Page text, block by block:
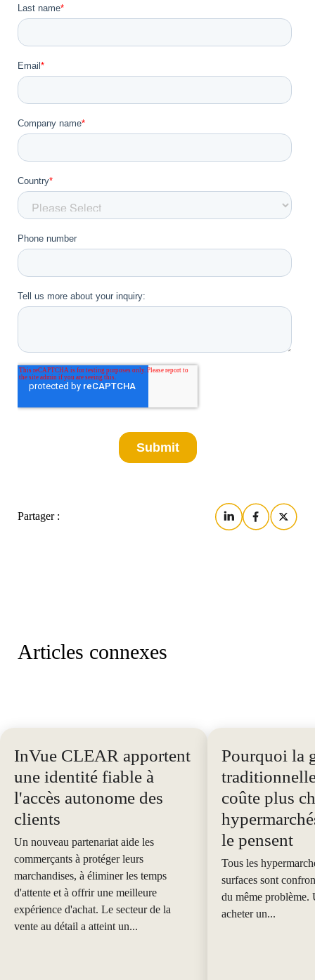
Partager :
Articles connexes
InVue CLEAR apportent
une identité fiable à
l'accès autonome des
clients
Un nouveau partenariat aide les
commerçants à protéger leurs
marchandises, à éliminer les temps
d'attente et à offrir une meilleure
expérience d'achat. Le secteur de la
vente au détail a atteint un...
Pourquoi la
coûte plus
le pensent
Tous les
surfaces sont
du même problème.
acheter un...